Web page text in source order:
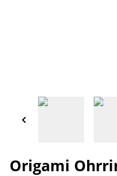
Origami